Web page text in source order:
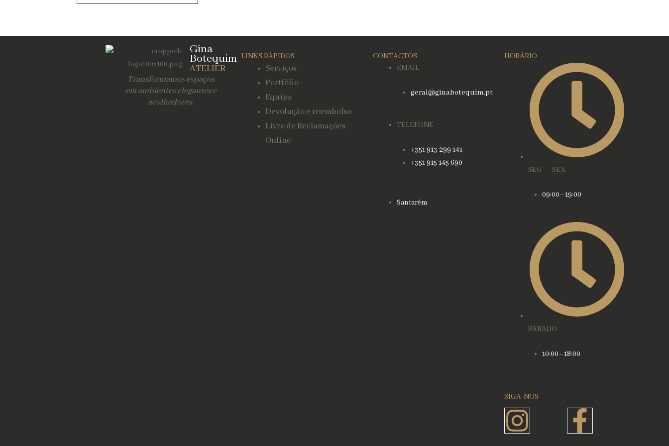
Gina
Botequim
ATELIER
Transformamos espaços
em ambientes elegantes e
acolhedores.
LINKS RÁPIDOS
Serviços
Portfólio
Equipa
Devolução e reembolso
Livro de Reclamações
Online
CONTACTOS
EMAIL
geral@ginabotequim.pt
TELEFONE
+351 913 299 141
+351 915 145 690
Santarém
HORÁRIO
SEG — SEX
09:00–19:00
SÁBADO
10:00–18:00
SIGA-NOS
Instagram